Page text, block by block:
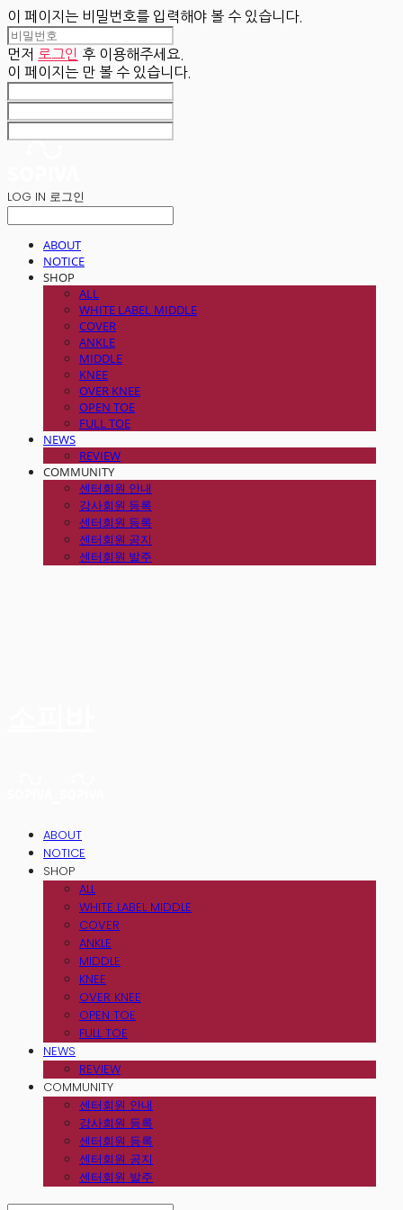
이 페이지는 비밀번호를 입력해야 볼 수 있습니다.
먼저 로그인 후 이용해주세요.
이 페이지는 만 볼 수 있습니다.
LOG IN 로그인
ABOUT
NOTICE
SHOP
ALL
WHITE LABEL MIDDLE
COVER
ANKLE
MIDDLE
KNEE
OVER KNEE
OPEN TOE
FULL TOE
NEWS
REVIEW
COMMUNITY
센터회원 안내
강사회원 등록
센터회원 등록
센터회원 공지
센터회원 발주
ABOUT
NOTICE
SHOP
ALL
WHITE LABEL MIDDLE
COVER
ANKLE
MIDDLE
KNEE
OVER KNEE
OPEN TOE
FULL TOE
NEWS
REVIEW
COMMUNITY
센터회원 안내
강사회원 등록
센터회원 등록
센터회원 공지
센터회원 발주